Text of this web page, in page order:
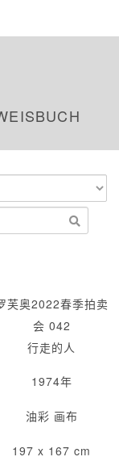
芙奥2022春季拍卖
会 042
行走的人
1974年
油彩 画布
197 x 167 cm